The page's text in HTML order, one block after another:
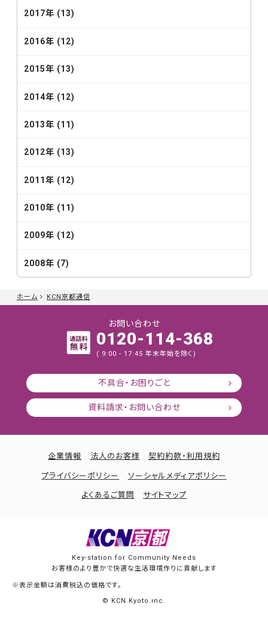
ホーム KCN京都通信
2017年 (13)
2016年 (12)
2015年 (13)
2014年 (12)
2013年 (11)
2012年 (13)
2011年 (12)
2010年 (11)
2009年 (12)
2008年 (7)
お問い合わせ
0120-114-368
( 9:00 - 17:45 年末年始を除く)
不具合・お困りごと
資料請求・お問い合わせ
企業情報 法人のお客様 契約約款・利用規約
プライバシーポリシー ソーシャルメディアポリシー
よくあるご質問 サイトマップ
Key-station for Community Needs
お客様のより豊かで快適な生活環境作りに貢献します
※表示金額は消費税込の価格です。
© KCN Kyoto.inc.